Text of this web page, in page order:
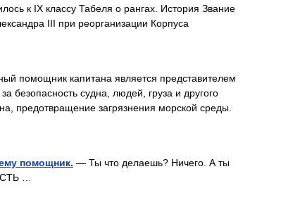
к IX классу Табеля о рангах. История Звание
III при реорганизации Корпуса
помощник капитана является представителем
безопасность судна, людей, груза и другого
предотвращение загрязнения морской среды.
помощник. — Ты что делаешь? Ничего. А ты
…